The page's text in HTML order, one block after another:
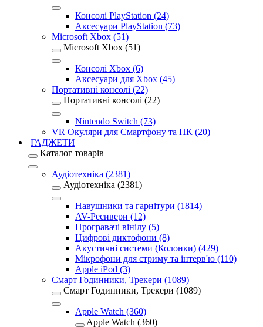
Консолі PlayStation (24)
Аксесуари PlayStation (73)
Microsoft Xbox (51)
Microsoft Xbox (51)
Консолі Xbox (6)
Аксесуари для Xbox (45)
Портативні консолі (22)
Портативні консолі (22)
Nintendo Switch (73)
VR Окуляри для Смартфону та ПК (20)
ГАДЖЕТИ
Каталог товарів
Аудіотехніка (2381)
Аудіотехніка (2381)
Навушники та гарнітури (1814)
AV-Ресивери (12)
Програвачі вінілу (5)
Цифрові диктофони (8)
Акустичні системи (Колонки) (429)
Мікрофони для стриму та інтерв'ю (110)
Apple iPod (3)
Смарт Годинники, Трекери (1089)
Смарт Годинники, Трекери (1089)
Apple Watch (360)
Apple Watch (360)